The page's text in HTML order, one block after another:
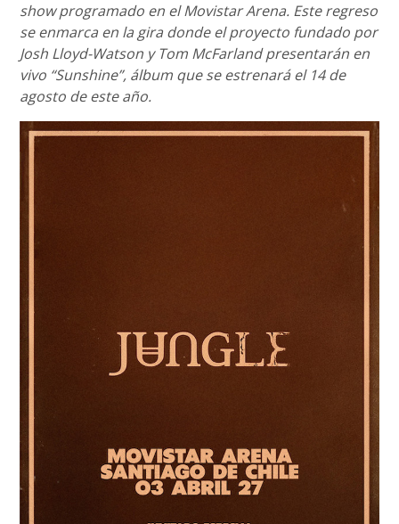
show programado en el Movistar Arena. Este regreso
se enmarca en la gira donde el proyecto fundado por
Josh Lloyd-Watson y Tom McFarland presentarán en
vivo “Sunshine”, álbum que se estrenará el 14 de
agosto de este año.